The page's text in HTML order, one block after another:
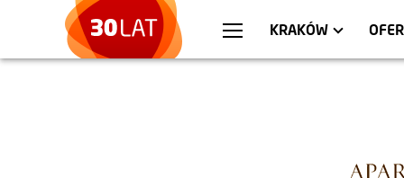
KRAKÓW
WARSZAWA
MIESZKANIA